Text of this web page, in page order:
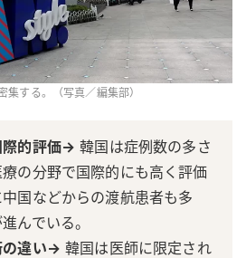
集する。（写真／編集部）
際的評価→ 韓国は症例数の多さ
の分野で国際的にも高く評価
国などからの渡航患者も多
んでいる。
の違い→ 韓国は医師に限定され